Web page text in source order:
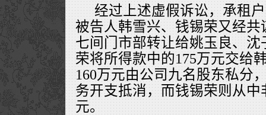
经过上述虚假诉讼，承租
被告人韩雪兴、钱锡荣又经
七间门市部转让给姚玉良、
荣将所得款中的175万元交给
160万元由公司九名股东私分
务开支抵消，而钱锡荣则从中
元。